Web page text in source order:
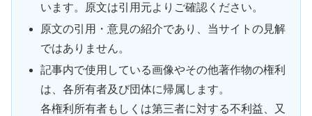
います。原文は引用元よりご確認ください。
原文の引用・意見の紹介であり、当サイトの見解
ではありません。
記事内で使用している画像やその他著作物の権利
は、各所有者及び団体に帰属します。
各権利所有者もしくは第三者に対する不利益、又